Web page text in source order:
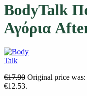
BodyTalk
Αγόρια
€17.90 Original price was:
€12.53.